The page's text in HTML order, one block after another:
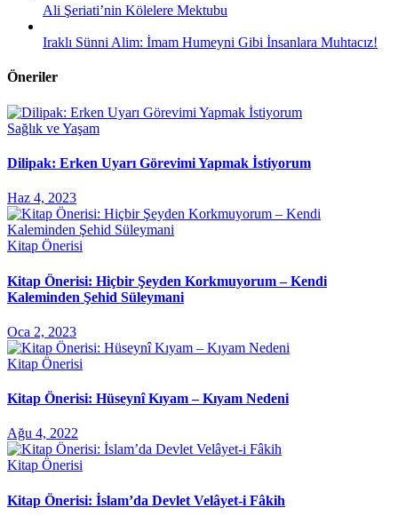
Ali Şeriati’nin Kölelere Mektubu
Iraklı Sünni Alim: İmam Humeyni Gibi İnsanlara Muhtacız!
Öneriler
Sağlık ve Yaşam
Dilipak: Erken Uyarı Görevimi Yapmak İstiyorum
Haz 4, 2023
Kitap Önerisi
Kitap Önerisi: Hiçbir Şeyden Korkmuyorum – Kendi
Kaleminden Şehid Süleymani
Oca 2, 2023
Kitap Önerisi
Kitap Önerisi: Hüseynî Kıyam – Kıyam Nedeni
Ağu 4, 2022
Kitap Önerisi
Kitap Önerisi: İslam’da Devlet Velâyet-i Fâkih